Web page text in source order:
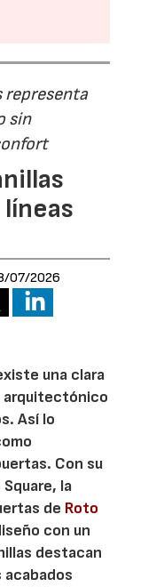
representa
sin
07/2026
una clara
arquitectónico
Así lo
Con su
la
de Roto
con un
destacan
acabados